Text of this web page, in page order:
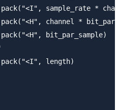
sample_rate *
channel *
bit_par_sample)
length)